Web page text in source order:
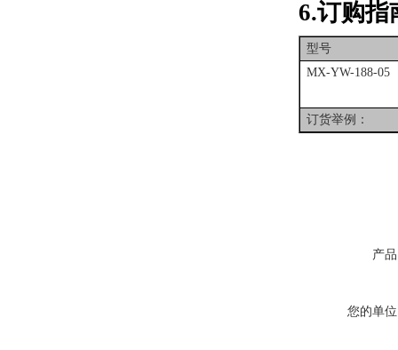
6.订购指
型号
MX-YW-188-05
订货举例：
产
您的单